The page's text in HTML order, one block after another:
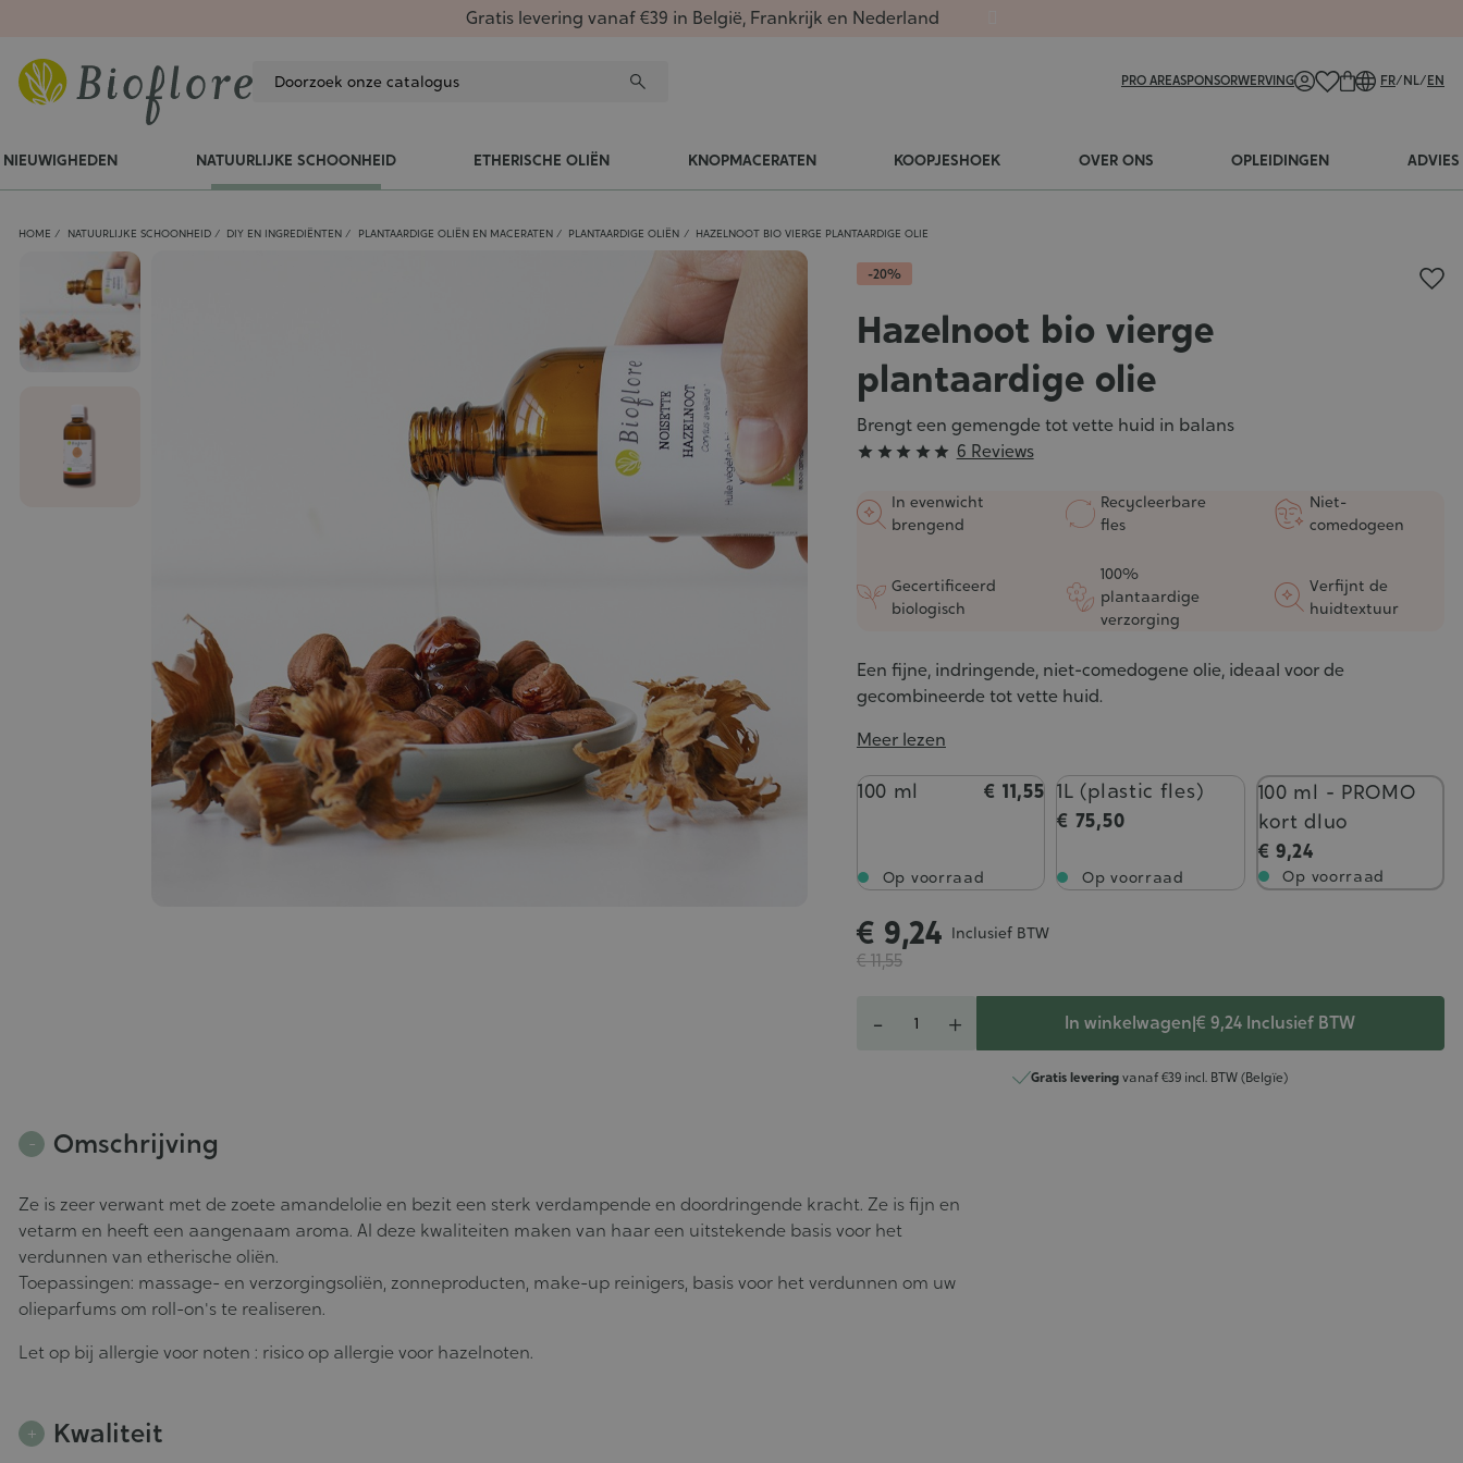
Gratis levering vanaf €39 in België, Frankrijk en Nederland
PRO AREASPONSORWERVING FR/NL/EN
NIEUWIGHEDEN NATUURLIJKE SCHOONHEID ETHERISCHE OLIËN KNOPMACERATEN KOOPJESHOEK OVER ONS OPLEIDINGEN ADVIES
HOME NATUURLIJKE SCHOONHEID DIY EN INGREDIËNTEN PLANTAARDIGE OLIËN EN MACERATEN PLANTAARDIGE OLIËN HAZELNOOT BIO VIERGE PLANTAARDIGE OLIE
-20%
Hazelnoot bio vierge
plantaardige olie
Brengt een gemengde tot vette huid in balans
Grade
5/5
     6 Reviews
In evenwicht
brengend
Recycleerbare
fles
Niet-
comedogeen
Gecertificeerd
biologisch
100%
plantaardige
verzorging
Verfijnt de
huidtextuur
Een fijne, indringende, niet-comedogene olie, ideaal voor de
gecombineerde tot vette huid.
Meer lezen
Inhoud
100 ml € 11,55
Op voorraad
1L (plastic fles)
€ 75,50
Op voorraad
100 ml - PROMO
kort dluo
€ 9,24
Op voorraad
€ 9,24 Inclusief BTW
€ 11,55
- + In winkelwagen|€ 9,24 Inclusief BTW
Gratis leveringvanaf €39 incl. BTW (Belgïe)
Omschrijving
Ze is zeer verwant met de zoete amandelolie en bezit een sterk verdampende en doordringende kracht. Ze is fijn en
vetarm en heeft een aangenaam aroma. Al deze kwaliteiten maken van haar een uitstekende basis voor het
verdunnen van etherische oliën.
Toepassingen: massage- en verzorgingsoliën, zonneproducten, make-up reinigers, basis voor het verdunnen om uw
olieparfums om roll-on's te realiseren.
Let op bij allergie voor noten : risico op allergie voor hazelnoten.
Kwaliteit